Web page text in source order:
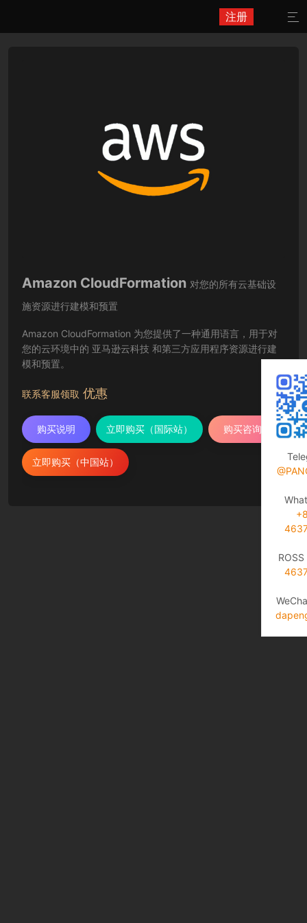
注册 
Amazon CloudFormation 对您的所有云基础设
施资源进行建模和预置
Amazon CloudFormation 为您提供了一种通用语言，用于对
您的云环境中的 亚马逊云科技 和第三方应用程序资源进行建
模和预置。
联系客服领取 优惠
购买说明 立即购买（国际站） 购买咨询
立即购买（中国站）